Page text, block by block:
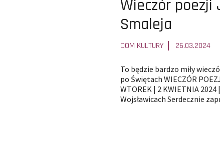
Pokaż
całą
treść
artykułu:
Wieczór poezji
Smaleja
DOM KULTURY 26.03.2024
To będzie bardzo miły
po Świętach WIECZÓR
WTOREK | 2 KWIETNIA
Wojsławicach Serdecznie